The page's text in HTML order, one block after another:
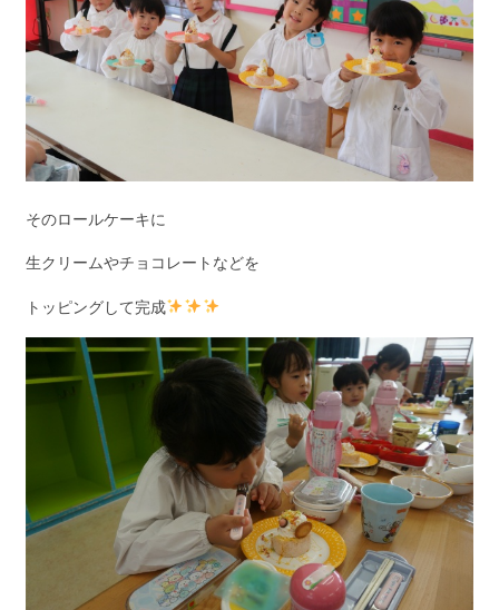
そのロールケーキに
生クリームやチョコレートなどを
トッピングして完成